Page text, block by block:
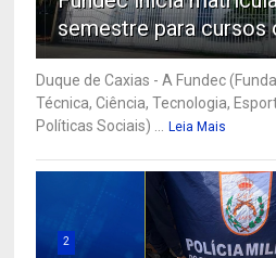
semestre para cursos
Duque de Caxias - A Fundec
Técnica, Ciência, Tecnologia,
Políticas Sociais) ...
Leia Mais
2